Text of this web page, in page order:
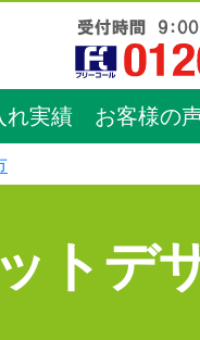
れ実績 お客様の
トデ